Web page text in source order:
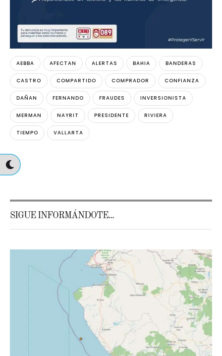
AEBBA AFECTAN ALERTAS BAHIA BANDERAS
CASTRO COMPARTIDO COMPRADOR CONFIANZA
DAÑAN FERNANDO FRAUDES INVERSIONISTA
MERMAN NAYRIT PRESIDENTE RIVIERA
TIEMPO VALLARTA
SIGUE INFORMÁNDOTE...